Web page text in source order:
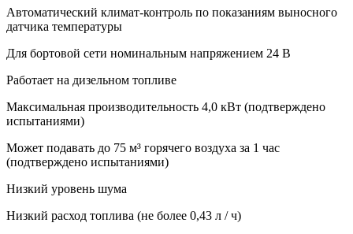
Автоматический климат-контроль по показаниям выносного
датчика температуры
Для бортовой сети номинальным напряжением 24 В
Работает на дизельном топливе
Максимальная производительность 4,0 кВт (подтверждено
испытаниями)
Может подавать до 75 м³ горячего воздуха за 1 час
(подтверждено испытаниями)
Низкий уровень шума
Низкий расход топлива (не более 0,43 л / ч)